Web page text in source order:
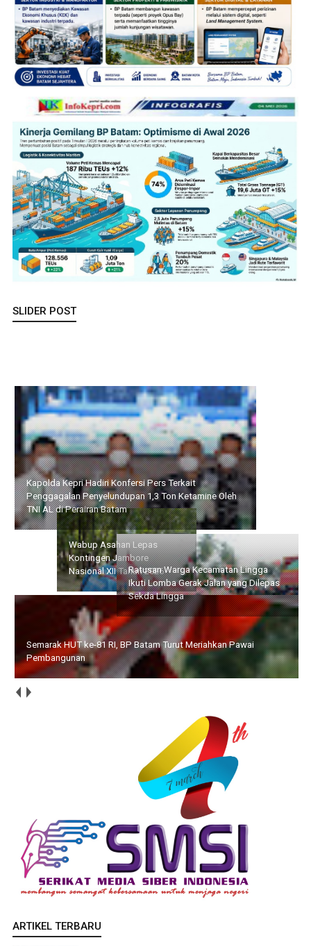
SLIDER POST
Kapolda Kepri Hadiri Konfersi Pers Terkait Penggagalan
Penyelundupan 1,3 Ton Ketamine Oleh TNI AL di Perairan Batam
Wabup Asahan Lepas
Kontingen Jambore
Nasional XII Tahun 2026
Ratusan Warga Kecamatan
Lingga Ikuti Lomba Gerak
Jalan yang Dilepas Sekda
Lingga
Semarak HUT ke-81 RI, BP Batam Turut Meriahkan Pawai
Pembangunan
ARTIKEL TERBARU